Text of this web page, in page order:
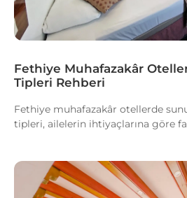
Fethiye Muhafazakâr
Tipleri Rehberi
Fethiye muhafazakâr otellerde
tipleri, ailelerin ihtiyaçlarına göre